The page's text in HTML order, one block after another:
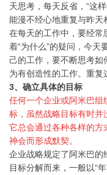
天思考，每天反省，“这
能漫不经心地重复与昨天
在每天的工作中，要经常
着“为什么”的疑问，今天
己的工作，要不断思考
为有创造性的工作。重复
3、确立具体的目标
任何一个企业或阿米巴组
标，虽然战略目标有时并
它总会通过各种各样的
神会而形成默契。
企业战略规定了阿米巴的
目标分解而来，一般以“